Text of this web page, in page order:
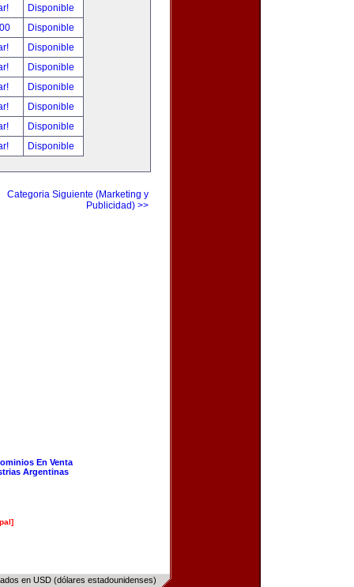
Disponible
Disponible
Disponible
Disponible
Disponible
Disponible
Disponible
Disponible
Categoria Siguiente (Marketing y
Publicidad) >>
En Venta
Argentinas
en USD (dólares estadounidenses)